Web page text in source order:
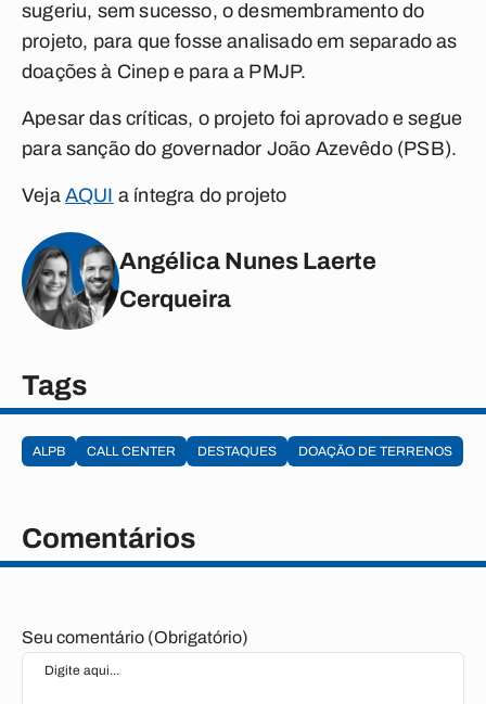
sugeriu, sem sucesso, o desmembramento do
projeto, para que fosse analisado em separado as
doações à Cinep e para a PMJP.
Apesar das críticas, o projeto foi aprovado e segue
para sanção do governador João Azevêdo (PSB).
Veja AQUI a íntegra do projeto
Angélica Nunes Laerte
Cerqueira
Tags
ALPB CALL CENTER DESTAQUES DOAÇÃO DE TERRENOS
Comentários
Seu comentário (Obrigatório)